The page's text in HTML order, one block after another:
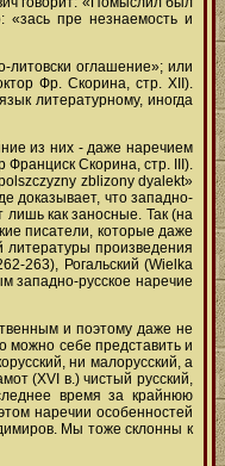
пре незнаемость и
литовски оглашение»; или
Фр. Скорина, стр. ХІІ).
литературному, иногда
из них - даже наречием
Скорина, стр. ІІІ).
zblizony dyalekt»
доказывает, что западно-
лишь как заносные. Так (на
писатели, которые даже
литературы произведения
263), Рогальский (Wielka
западно-русское наречие
и поэтому даже не
можно себе представить и
ни малорусский, а
(XVI в.) чистый русский,
время за крайнюю
наречии особенностей
Мы тоже склонны к